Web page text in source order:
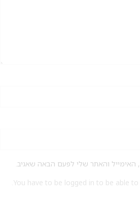
והאתר שלי לפעם הבאה שאגיב.
You have to be logged in to be able